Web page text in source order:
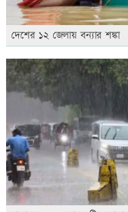
দেশের ১২ জেলায় বন্যার শঙ্কা